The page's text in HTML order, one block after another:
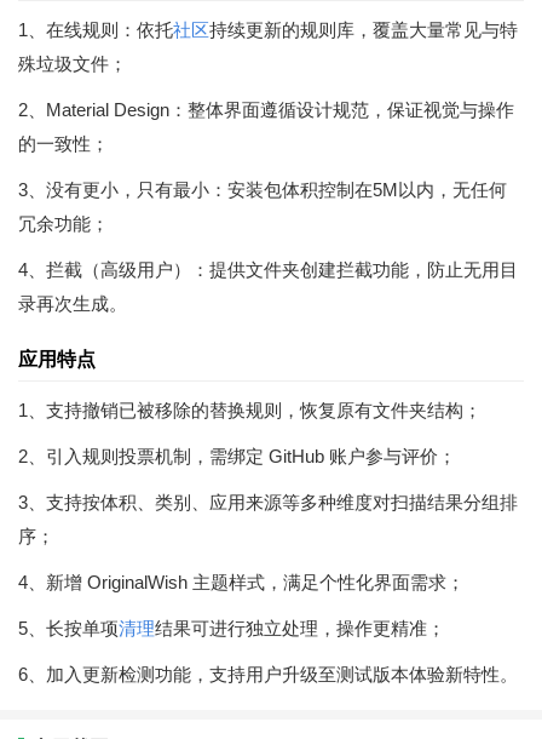
1、在线规则：依托社区持续更新的规则库，覆盖大量常见与特
殊垃圾文件；
2、Material Design：整体界面遵循设计规范，保证视觉与操作
的一致性；
3、没有更小，只有最小：安装包体积控制在5M以内，无任何
冗余功能；
4、拦截（高级用户）：提供文件夹创建拦截功能，防止无用目
录再次生成。
应用特点
1、支持撤销已被移除的替换规则，恢复原有文件夹结构；
2、引入规则投票机制，需绑定 GitHub 账户参与评价；
3、支持按体积、类别、应用来源等多种维度对扫描结果分组排
序；
4、新增 OriginalWish 主题样式，满足个性化界面需求；
5、长按单项清理结果可进行独立处理，操作更精准；
6、加入更新检测功能，支持用户升级至测试版本体验新特性。